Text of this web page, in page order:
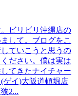
ビリビリ沖縄店の
して。ブログをこ
ていこうと思うの
ださい。僕は実は
てきたナイチャー
ゲイ)大阪道頓堀店
2...